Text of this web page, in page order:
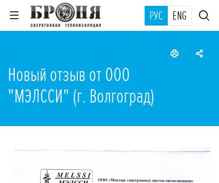
РУС ENG
Новый отзыв от ООО
"МЭЛССИ" (г. Волгоград)